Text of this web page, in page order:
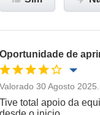
Recomenda esta
Oportunidade de
Oportunidade de
Valorado 30 Agosto
Tive total apoio da